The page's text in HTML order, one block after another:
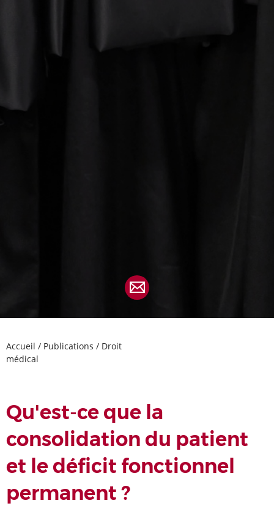
Accueil / Publications / Droit
médical
Qu'est-ce que la
consolidation du patient
et le déficit fonctionnel
permanent ?